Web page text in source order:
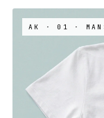
AK · 01 ·